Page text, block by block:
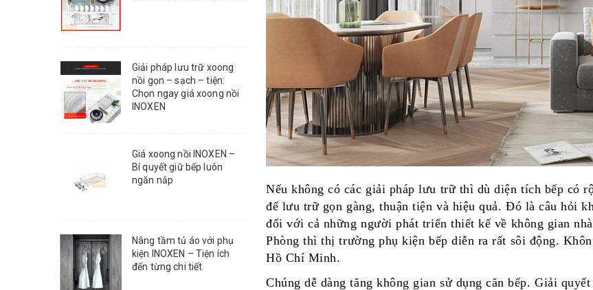
Nếu không có các giải pháp lưu trữ thì dù diện tích bếp có
để lưu trữ gọn gàng, thuận tiện và hiệu quả. Đó là câu hỏi
đối với cả những người phát triển thiết kế về không gian
Phòng thì thị trườngphụ kiện bếp diễn ra rất sôi động.
Hồ Chí Minh.
Chúng dễ dàng tăng không gian sử dụng căn bếp. Giải
Giải pháp lưu trữ xoong
nồi gọn – sạch – tiện:
Chọn ngay giá xoong nồi
INOXEN
Giá xoong nồi INOXEN –
Bí quyết giữ bếp luôn
ngăn nắp
Nâng tầm tủ áo với phụ
kiện INOXEN – Tiện ích
đến từng chi tiết